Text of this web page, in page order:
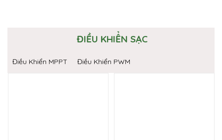
ĐIỀU KHIỂN SẠC
Điều Khiển MPPT Điều Khiển PWM